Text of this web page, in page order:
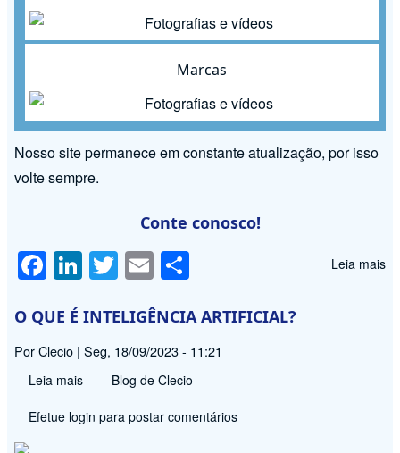
Marcas
Nosso site permanece em constante atualização, por isso
volte sempre.
Conte conosco!
Leia mais
F
a
c
e
b
o
o
Li
n
k
e
dI
n
T
wi
tt
er
E
m
ailar
e
O QUE É INTELIGÊNCIA ARTIFICIAL?
PorClecio | Seg, 18/09/2023 - 11:21
Leia mais sobre
QUE
Blog de Clecio
Efetue login para postar comentários